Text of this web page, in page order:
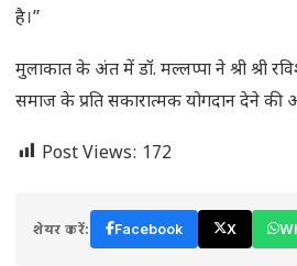
है।”
मुलाकात के अंत में डॉ. मल्लप्पा ने श्री श्री
समाज के प्रति सकारात्मक योगदान देने की
Post Views: 172
शेयर करें: Facebook X